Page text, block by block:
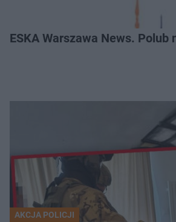
ESKA Warszawa News. Polub
AKCJA POLICJI